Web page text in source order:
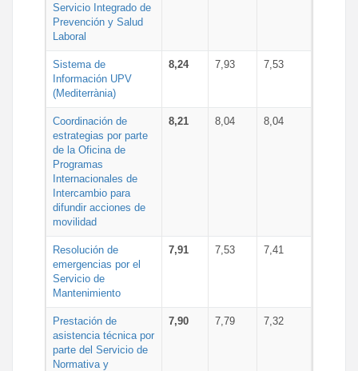
Servicio Integrado de
Prevención y Salud
Laboral
Sistema de
Información UPV
(Mediterrània)
8,24 7,93 7,53
Coordinación de
estrategias por parte
de la Oficina de
Programas
Internacionales de
Intercambio para
difundir acciones de
movilidad
8,21 8,04 8,04
Resolución de
emergencias por el
Servicio de
Mantenimiento
7,91 7,53 7,41
Prestación de
asistencia técnica por
parte del Servicio de
Normativa y
7,90 7,79 7,32